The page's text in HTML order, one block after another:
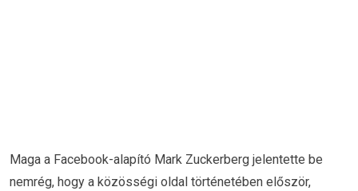
Maga a Facebook-alapító Mark Zuckerberg jelentette be
nemrég, hogy a közösségi oldal történetében először,